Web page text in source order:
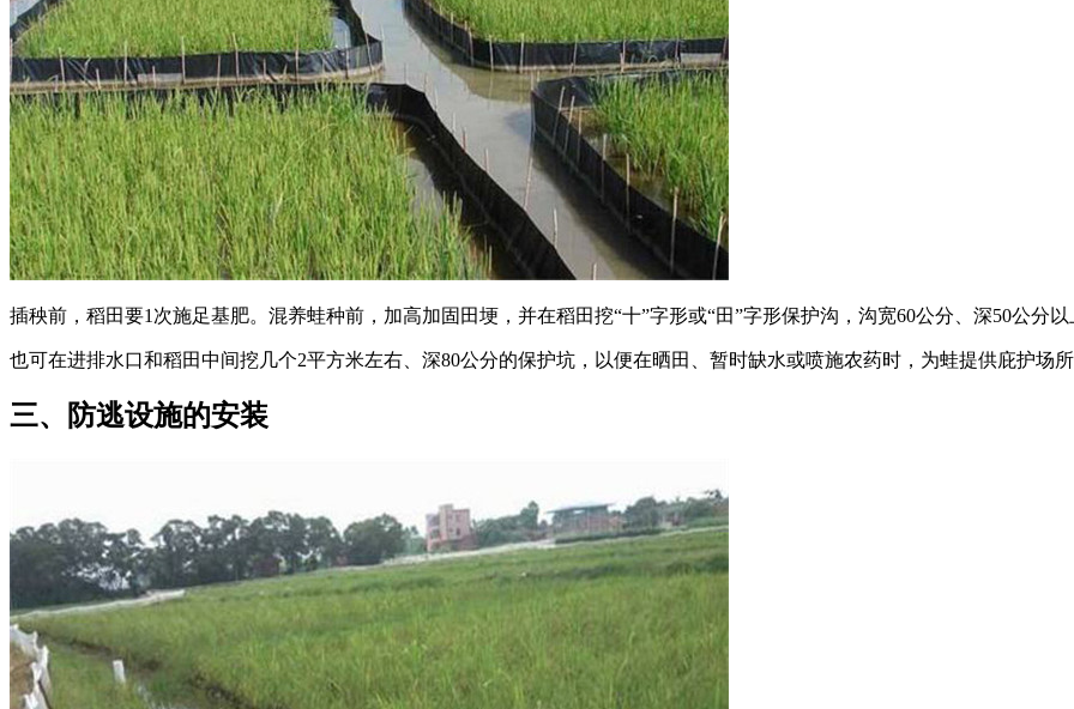
插秧前，稻田要1次施足基肥。混养蛙种前，加高加固田埂，并在稻田挖“十”字形或“田”字形保护沟，沟宽60公分、深50公分以
也可在进排水口和稻田中间挖几个2平方米左右、深80公分的保护坑，以便在晒田、暂时缺水或喷施农药时，为蛙提供庇护场所
三、防逃设施的安装